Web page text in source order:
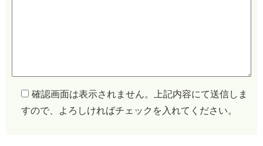
確認画面は表示されません。上記内容にて送信しま
すので、よろしければチェックを入れてください。